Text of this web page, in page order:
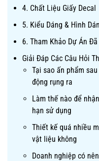
4. Chất Liệu Giấy Decal
5. Kiểu Dáng & Hình
6. Tham Khảo Dự Án
Giải Đáp Các Câu Hỏi
Tại sao ấn phẩm
động rụng ra
Làm thế nào để
hạn sử dụng
Thiết kế quá nhiều
vật liệu không
Doanh nghiệp có